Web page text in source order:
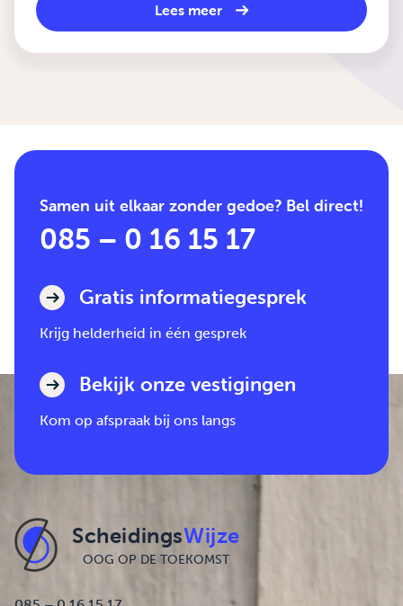
Lees meer
Samen uit elkaar zonder gedoe? Bel direct!
085 – 0 16 15 17
Gratis informatiegesprek
Krijg helderheid in één gesprek
Bekijk onze vestigingen
Kom op afspraak bij ons langs
ScheidingsWijze
OOG OP DE TOEKOMST